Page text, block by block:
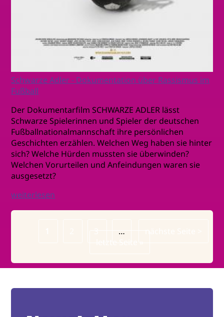
Schwarze Adler - Dokumentation über Rassismus im
Fußball
Der Dokumentarfilm SCHWARZE ADLER lässt
Schwarze Spielerinnen und Spieler der deutschen
Fußballnationalmannschaft ihre persönlichen
Geschichten erzählen. Welchen Weg haben sie hinter
sich? Welche Hürden mussten sie überwinden?
Welchen Vorurteilen und Anfeindungen waren sie
ausgesetzt?
weiterlesen
…